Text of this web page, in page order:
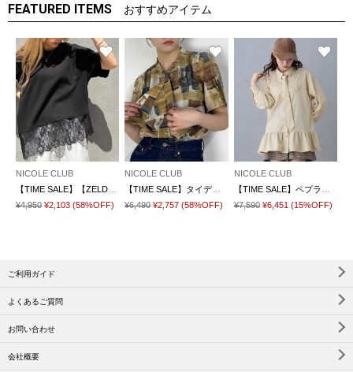
FEATURED ITEMS おすすめアイテム
NICOLE CLUB
¥4,950 ¥2,103 (58%OFF)
NICOLE CLUB
¥6,490 ¥2,757 (58%OFF)
NICOLE CLUB
¥7,590 ¥6,451 (15%OFF)
ご利用ガイド
よくあるご質問
お問い合わせ
会社概要